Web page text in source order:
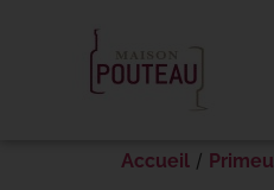
Accueil /